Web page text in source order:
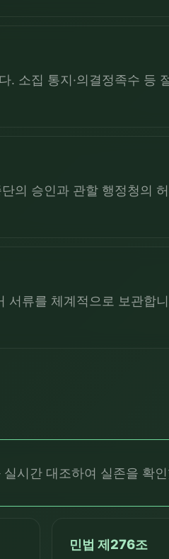
소집 통지·의결정족수 등
의 승인과 관할 행정청의
서류를 체계적으로 보관합
실시간 대조하여 실존을 확
민법 제276조